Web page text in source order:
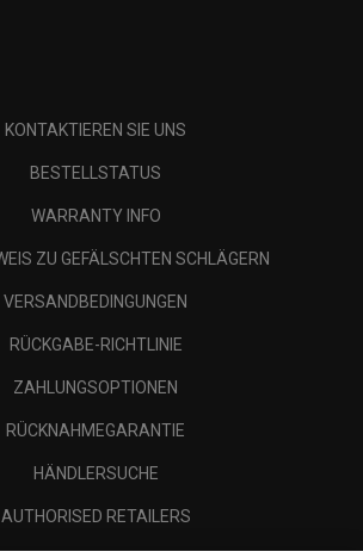
KONTAKTIEREN SIE UNS
BESTELLSTATUS
WARRANTY INFO
ZU GEFÄLSCHTEN SCHLÄGERN
VERSANDBEDINGUNGEN
RÜCKGABE-RICHTLINIE
ZAHLUNGSOPTIONEN
RÜCKNAHMEGARANTIE
HÄNDLERSUCHE
AUTHORISED RETAILERS